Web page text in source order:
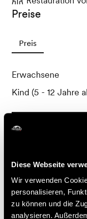
Diese Webseite
Wir verwenden
personalisieren,
zu können und die
analysieren.
Preise
Preis
Erwachsene
Kind (5 - 12 Jahre
- Anmeldung
Uhr
- Warme Kleidung
- 4x4-Fahrzeug